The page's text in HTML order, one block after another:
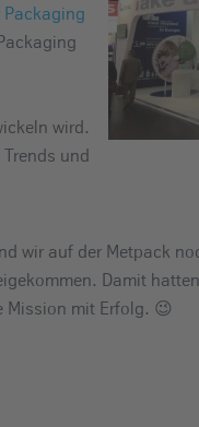
Packaging
wird.
und
wir auf der Metpack
Damit
Mission mit Erfolg. 😉